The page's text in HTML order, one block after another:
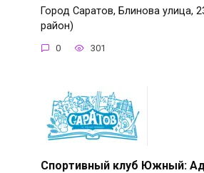
Город Саратов, Блинова улица,
район)
0 301
Спортивный клуб Южный: